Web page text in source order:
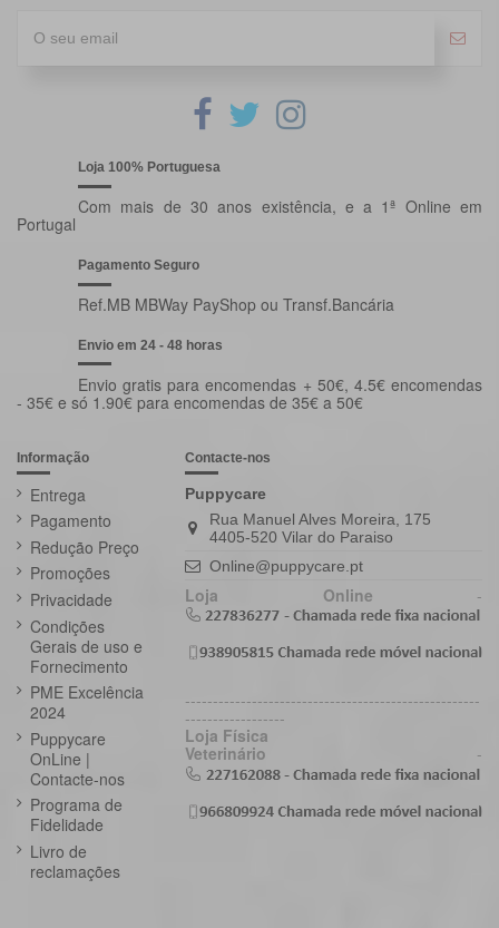
Loja 100% Portuguesa
Com mais de 30 anos existência, e a 1ª Online em
Portugal
Pagamento Seguro
Ref.MB MBWay PayShop ou Transf.Bancária
Envio em 24 - 48 horas
Envio gratis para encomendas + 50€, 4.5€ encomendas
- 35€ e só 1.90€ para encomendas de 35€ a 50€
Informação
Entrega
Pagamento
Redução Preço
Promoções
Privacidade
Condições
Gerais de uso e
Fornecimento
PME Excelência
2024
Puppycare
OnLine |
Contacte-nos
Programa de
Fidelidade
Livro de
reclamações
Contacte-nos
Puppycare
Rua Manuel Alves Moreira, 175
4405-520 Vilar do Paraiso
Online@puppycare.pt
Loja Online -
-----------------------------------------------------
------------------
Loja Física
Veterinário -